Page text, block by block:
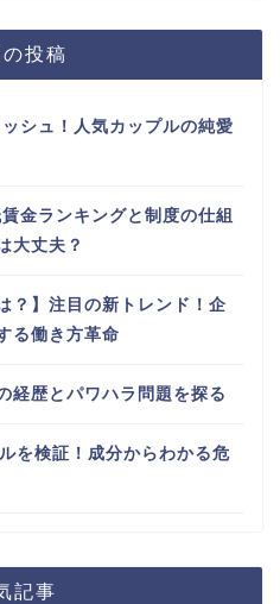
投稿
シュ！人気カップルの純愛
金ランキングと制度の仕組
大丈夫？
？】注目の新トレンド！企
る働き方革命
経歴とパワハラ問題を探る
を検証！成分からわかる危
記事